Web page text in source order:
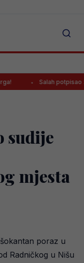
Salah potpisao za
sudije
mjesta
poraz u
Radničkog u Nišu